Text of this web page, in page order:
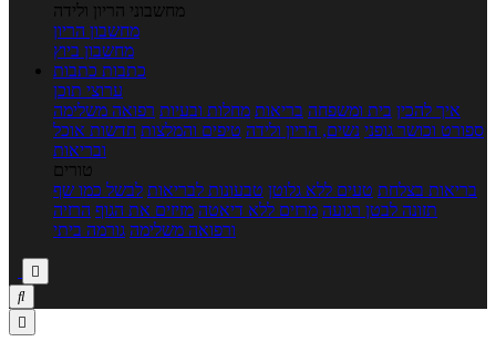
מחשבוני הריון ולידה
מחשבון הריון
מחשבון ביוץ
כתבות כתבות
ערוצי תוכן
איך להכין בית ומשפחה בריאות מחלות ובעיות רפואה משלימה
ספורט וכושר גופני נשים, הריון ולידה טיפים והמלצות חדשות אוכל
ובריאות
טורים
בריאות בצלחת טעים ללא גלוטן טבעונות לבריאות לבשל כמו שף
תזונה לבטן רגועה מרזים ללא דיאטה מזיזים את הגוף הרזיה
ורפואה משלימה גורמה ביתי


